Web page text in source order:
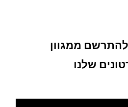
להתרשם ממגוון
שלנו